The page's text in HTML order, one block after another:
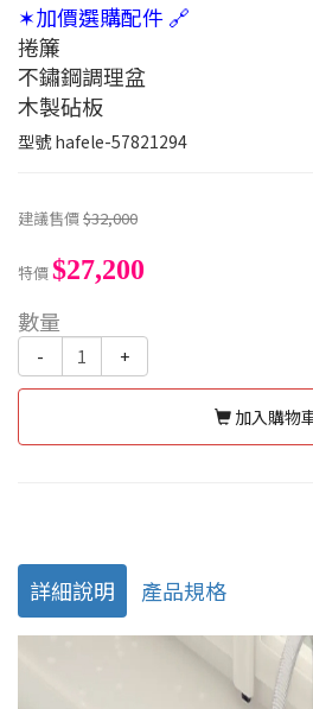
✶加價選購配件 🔗
捲簾
不鏽鋼調理盆
木製砧板
型號hafele-57821294
建議售價$32,000
特價$27,200
數量
- +
加入購物
詳細說明 產品規格